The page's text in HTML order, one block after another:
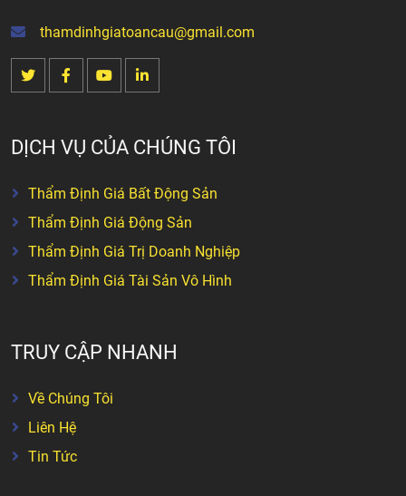
thamdinhgiatoancau@gmail.com
DỊCH VỤ CỦA CHÚNG TÔI
Thẩm Định Giá Bất Động Sản
Thẩm Định Giá Động Sản
Thẩm Định Giá Trị Doanh Nghiệp
Thẩm Định Giá Tài Sản Vô Hình
TRUY CẬP NHANH
Về Chúng Tôi
Liên Hệ
Tin Tức